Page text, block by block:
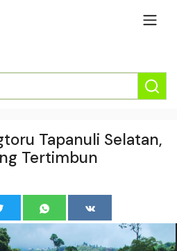
Tapanuli Selatan,
Tertimbun